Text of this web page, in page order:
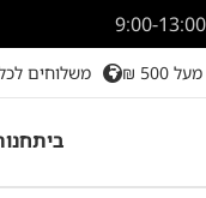
₪ משלוחים
בית